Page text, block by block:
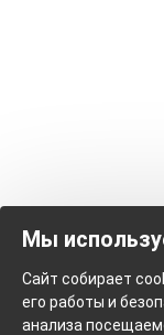
Мы
Сайт собирает
его работы и
анализа